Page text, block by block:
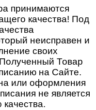
принимаются
качества! Под
неисправен и
своих
Товар
на Сайте.
или оформления
не является